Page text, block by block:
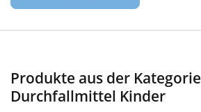
Produkte aus der Kategorie
Durchfallmittel Kinder